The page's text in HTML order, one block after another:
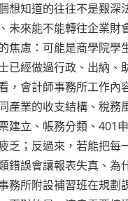
想知道的往往不是艱
未來能不能轉往企業
焦慮：可能是商學院
已經做過行政、出納
，會計師事務所工作
產業的收支結構、稅
建立、帳務分類、401
乏；反過來，若能把
錯誤會讓報表失真、
務所附設補習班在規